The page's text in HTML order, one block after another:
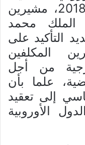
بالمطالبة بحلها منذ سنة 2018، مشيرين
الملك محمد
التأكيد على
المكلفين
من أجل
علما بأن
إلى تعقيد
الأوروبية